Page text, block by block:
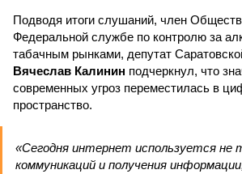
Подводя итоги слушаний, член
Федеральной службе по контролю за
табачным рынками, депутат
Вячеслав Калинин подчеркнул, что
современных угроз переместилась в
пространство.
«Сегодня интернет используется не
коммуникаций и получения